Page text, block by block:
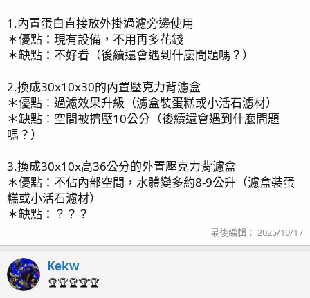
1.內置蛋白直接放外掛過濾旁邊使用
＊優點：現有設備，不用再多花錢
＊缺點：不好看（後續還會遇到什麼問題嗎？）
2.換成30x10x30的內置壓克力背濾盒
＊優點：過濾效果升級（濾盒裝蛋糕或小活石濾材）
＊缺點：空間被擠壓10公分（後續還會遇到什麼問題
嗎？）
3.換成30x10x高36公分的外置壓克力背濾盒
＊優點：不佔內部空間，水體變多約8-9公升（濾盒裝蛋
糕或小活石濾材）
＊缺點：？？？
最後編輯： 2025/10/17
Kekw
🏆🏆🏆🏆🏆